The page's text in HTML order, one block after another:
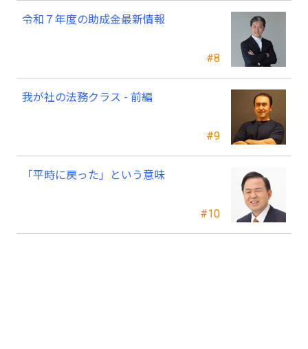
#8
令和７年度の助成金最新情報
#9
我が社の法務クラス - 前編
#10
「平時に戻った」という意味